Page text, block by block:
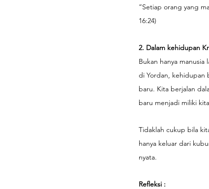
”Setiap orang yang
16:24)
2. Dalam kehidupan
Bukan hanya
di Yordan, kehidupan
baru. Kita berjalan
baru menjadi miliki
Tidaklah cukup bila
hanya keluar dari
nyata.
Refleksi :